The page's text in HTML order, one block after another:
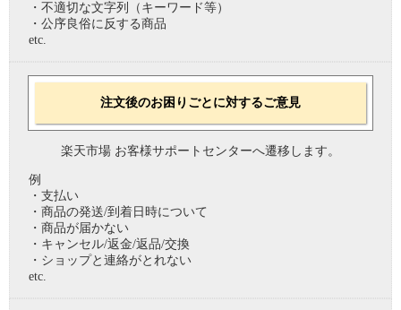
・不適切な文字列（キーワード等）
・公序良俗に反する商品
etc.
注文後のお困りごとに対するご意見
楽天市場 お客様サポートセンターへ遷移します。
例
・支払い
・商品の発送/到着日時について
・商品が届かない
・キャンセル/返金/返品/交換
・ショップと連絡がとれない
etc.